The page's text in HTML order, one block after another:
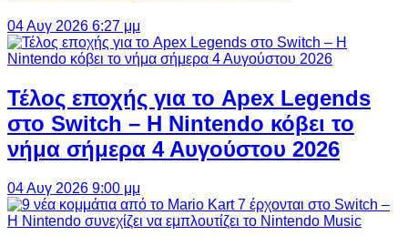
04 Αυγ 2026 6:27 μμ
Τέλος εποχής για το Apex Legends
στο Switch – Η Nintendo κόβει το
νήμα σήμερα 4 Αυγούστου 2026
04 Αυγ 2026 9:00 μμ